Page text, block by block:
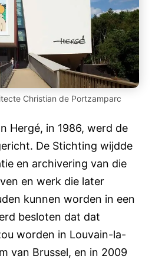
Christian de Portzamparc
Hergé, in 1986, werd de
De Stichting wijdde
en archivering van die
en werk die later
kunnen worden in een
besloten dat dat
worden in Louvain-la-
van Brussel, en in 2009